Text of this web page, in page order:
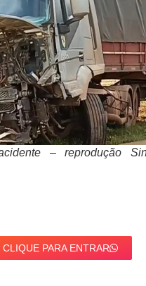
– reprodução
CLIQUE PARA ENTRAR